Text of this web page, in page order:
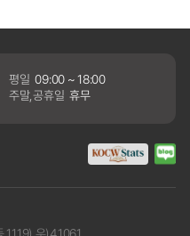
평일 09:00 ~ 18:00
주말,공휴일 휴무